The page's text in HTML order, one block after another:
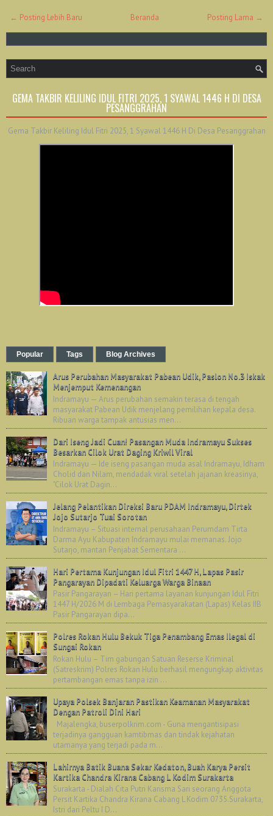
← Posting Lebih Baru Posting Lama →
Beranda
GEMA TAKBIR KELILING IDUL FITRI 2025, 1 SYAWAL 1446 H DI DESA
PESANGGRAHAN
Gema Takbir Keliling Idul Fitri 2025, 1 Syawal 1446 H Di Desa Pesanggrahan
Popular Tags Blog Archives
Arus Perubahan Masyarakat Pabean Udik, Paslon No.3 Iskak
Menjemput Kemenangan
Indramayu — Arus perubahan semakin terasa di tengah
masyarakat Pabean Udik menjelang pemilihan kepala desa.
Ribuan warga tampak antusias men...
Dari Iseng Jadi Cuan! Pasangan Muda Indramayu Sukses
Besarkan Cilok Urat Daging Kriwil Viral
Indramayu — Ide iseng pasangan muda asal Indramayu, Idham
Cholid dan Nilam, mendadak viral setelah jajanan kreasinya,
"Cilok Urat Dagin...
Jelang Pelantikan Direksi Baru PDAM Indramayu, Dirtek
Jojo Sutarjo Tuai Sorotan
Indramayu – Situasi internal perusahaan Perumdam Tirta
Darma Ayu Kabupaten Indramayu mulai memanas. Jojo
Sutarjo, mantan Penjabat Sementara ...
Hari Pertama Kunjungan Idul Fitri 1447 H, Lapas Pasir
Pangarayan Dipadati Keluarga Warga Binaan
Pasir Pangarayan – Hari pertama layanan kunjungan Idul Fitri
1447 H/2026 M di Lembaga Pemasyarakatan (Lapas) Kelas IIB
Pasir Pangarayan dipa...
Polres Rokan Hulu Bekuk Tiga Penambang Emas Ilegal di
Sungai Rokan
Rokan Hulu – Tim gabungan Satuan Reserse Kriminal
(Satreskrim) Polres Rokan Hulu berhasil mengungkap aktivitas
pertambangan emas tanpa izin ...
Upaya Polsek Banjaran Pastikan Keamanan Masyarakat
Dengan Patroli Dini Hari
Majalengka, buserpolkrim.com - Guna mengantisipasi
terjadinya gangguan kamtibmas dan tindak kejahatan
utamanya yang terjadi pada m...
Lahirnya Batik Buana Sekar Kedaton, Buah Karya Persit
Kartika Chandra Kirana Cabang L Kodim Surakarta
Surakarta - Dialah Cita Putri Karisma Sari seorang Anggota
Persit Kartika Chandra Kirana Cabang L Kodim 0735.Surakarta,
Istri dari Peltu I D...